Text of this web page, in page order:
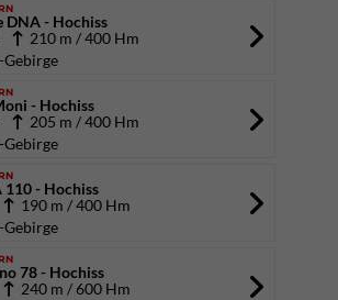
DNA - Hochiss
210 m / 400 Hm
Gebirge
- Hochiss
205 m / 400 Hm
Gebirge
110 - Hochiss
190 m / 400 Hm
Gebirge
78 - Hochiss
240 m / 600 Hm